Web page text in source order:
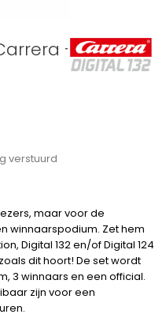
-
verstuurd
maar voor de
winnaarspodium. Zet hem
Digital 132 en/of Digital 124
dit hoort! De set wordt
3 winnaars en een official.
zijn voor een